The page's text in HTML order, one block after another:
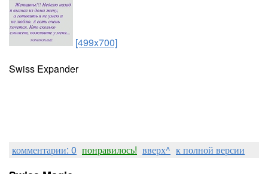
[499x700]
Swiss Expander
комментарии: 0 понравилось! вверх^ к полной версии